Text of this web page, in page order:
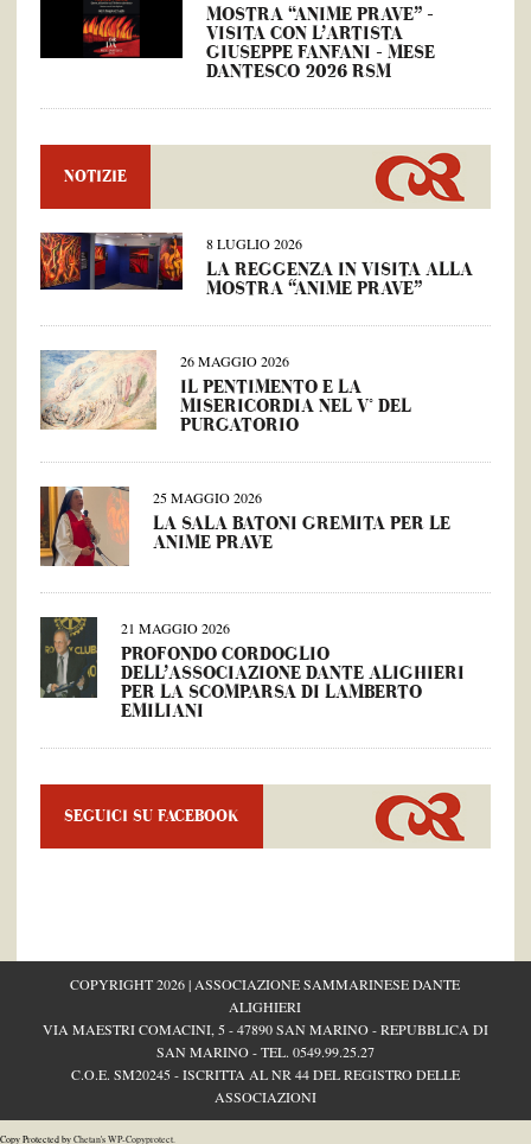
MOSTRA “ANIME PRAVE” –
VISITA CON L’ARTISTA
GIUSEPPE FANFANI – MESE
DANTESCO 2026 RSM
NOTIZIE
8 LUGLIO 2026
LA REGGENZA IN VISITA ALLA
MOSTRA “ANIME PRAVE”
26 MAGGIO 2026
IL PENTIMENTO E LA
MISERICORDIA NEL V° DEL
PURGATORIO
25 MAGGIO 2026
LA SALA BATONI GREMITA PER LE
ANIME PRAVE
21 MAGGIO 2026
PROFONDO CORDOGLIO
DELL’ASSOCIAZIONE DANTE ALIGHIERI
PER LA SCOMPARSA DI LAMBERTO
EMILIANI
SEGUICI SU FACEBOOK
COPYRIGHT 2026 | ASSOCIAZIONE SAMMARINESE DANTE
ALIGHIERI
VIA MAESTRI COMACINI, 5 - 47890 SAN MARINO - REPUBBLICA DI
SAN MARINO - TEL. 0549.99.25.27
C.O.E. SM20245 - ISCRITTA AL NR 44 DEL REGISTRO DELLE
ASSOCIAZIONI
Copy Protected by Chetan's WP-Copyprotect.